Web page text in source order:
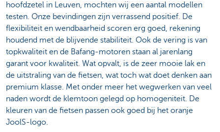
hoofdzetel in Leuven, mochten wij een aantal modellen
testen. Onze bevindingen zijn verrassend positief. De
flexibiliteit en wendbaarheid scoren erg goed, rekening
houdend met de blijvende stabiliteit. Ook de vering is van
topkwaliteit en de Bafang-motoren staan al jarenlang
garant voor kwaliteit. Wat opvalt, is de zeer mooie lak en
de uitstraling van de fietsen, wat toch wat doet denken aan
premium klasse. Met onder meer het wegwerken van veel
naden wordt de klemtoon gelegd op homogeniteit. De
kleuren van de fietsen passen ook goed bij het oranje
JoolS-logo.